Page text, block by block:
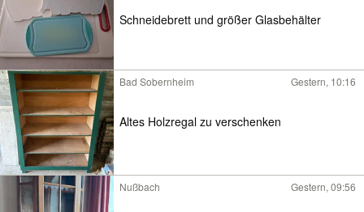
Schneidebrett und größer Glasbehälter
Bad Sobernheim Gestern, 10:16
Altes Holzregal zu verschenken
Nußbach Gestern, 09:56